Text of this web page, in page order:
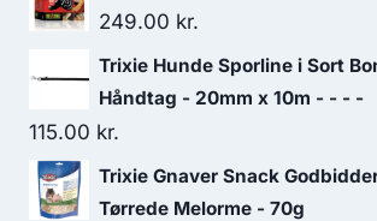
249.00 kr.
Trixie Hunde Sporline i Sort
Håndtag - 20mm x 10m - - - -
115.00 kr.
Trixie Gnaver Snack
Tørrede Melorme - 70g